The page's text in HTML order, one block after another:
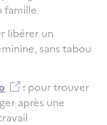
famille
libérer un
sans tabou
: pour trouver
après une